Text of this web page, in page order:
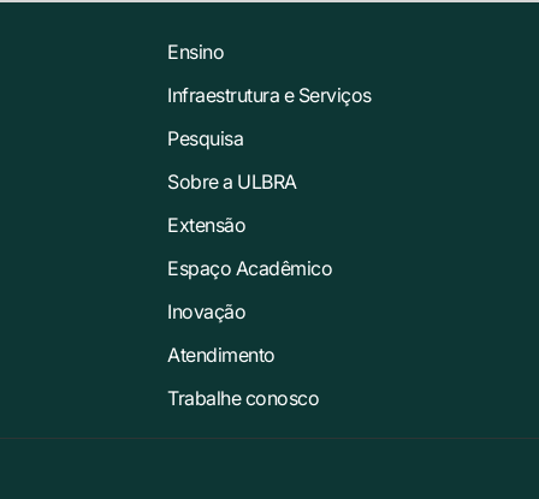
Ensino
Infraestrutura e Serviços
Pesquisa
Sobre a ULBRA
Extensão
Espaço Acadêmico
Inovação
Atendimento
Trabalhe conosco